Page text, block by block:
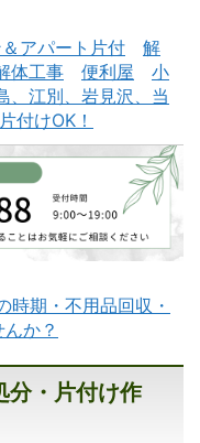
留萌市不用品回収
長万部町不用品回収
アパート片付
解
体工事 便利屋
小
、江別、岩見沢、当
付けOK！
時期・不用品回収・
か？
分・片付け作